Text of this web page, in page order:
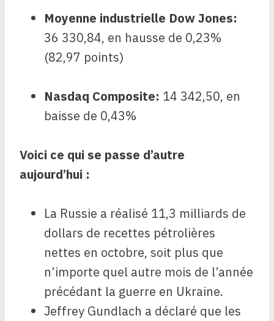
Moyenne industrielle Dow Jones:
36 330,84, en hausse de 0,23%
(82,97 points)
Nasdaq Composite: 14 342,50, en
baisse de 0,43%
Voici ce qui se passe d’autre
aujourd’hui :
La Russie a réalisé 11,3 milliards de
dollars de recettes pétrolières
nettes en octobre, soit plus que
n’importe quel autre mois de l’année
précédant la guerre en Ukraine.
Jeffrey Gundlach a déclaré que les